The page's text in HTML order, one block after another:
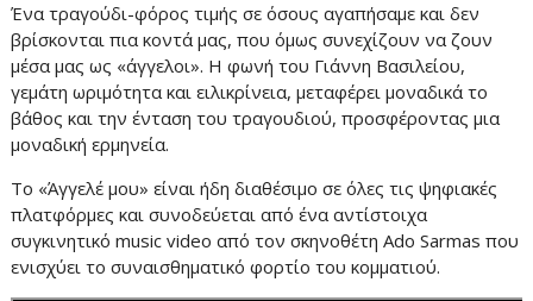
Ένα τραγούδι-φόρος τιμής σε όσους αγαπήσαμε και δεν
βρίσκονται πια κοντά μας, που όμως συνεχίζουν να ζουν
μέσα μας ως «άγγελοι». Η φωνή του Γιάννη Βασιλείου,
γεμάτη ωριμότητα και ειλικρίνεια, μεταφέρει μοναδικά το
βάθος και την ένταση του τραγουδιού, προσφέροντας μια
μοναδική ερμηνεία.
Το «Άγγελέ μου» είναι ήδη διαθέσιμο σε όλες τις ψηφιακές
πλατφόρμες και συνοδεύεται από ένα αντίστοιχα
συγκινητικό music video από τον σκηνοθέτη Ado Sarmas που
ενισχύει το συναισθηματικό φορτίο του κομματιού.